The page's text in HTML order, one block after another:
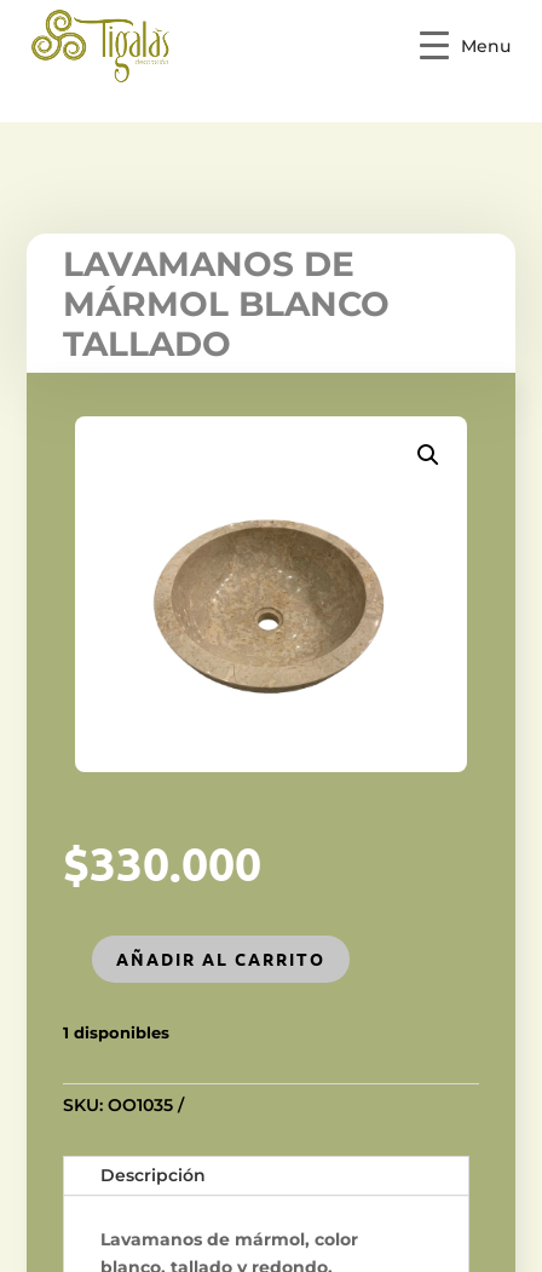
Menu
LAVAMANOS DE
MÁRMOL BLANCO
TALLADO
$330.000
LAVAMANOS
BLANCO
cantidad
AÑADIR AL CARRITO
1 disponibles
SKU:OO1035
Descripción
Lavamanos de mármol, color
blanco, tallado y redondo.